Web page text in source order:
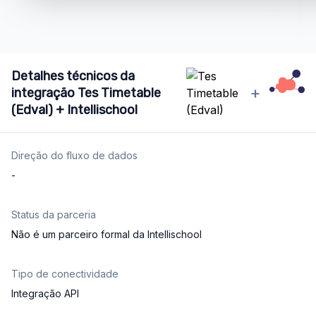
Detalhes técnicos da
integração Tes Timetable
(Edval) + Intellischool
+
Direção do fluxo de dados
-
Status da parceria
Não é um parceiro formal da Intellischool
Tipo de conectividade
Integração API